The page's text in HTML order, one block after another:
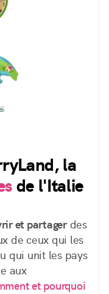
la
de l'Italie
et partagerdes
de ceux qui les
qui unit les pays
aux
et pourquoi